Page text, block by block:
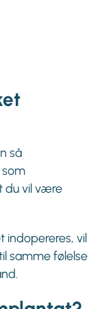
så
du vil være
indopereres, vil
samme følelse